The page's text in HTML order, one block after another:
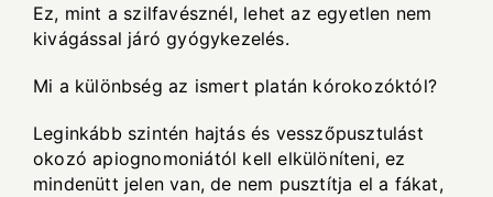
Ez, mint a szilfavésznél, lehet az egyetlen nem
kivágással járó gyógykezelés.
Mi a különbség az ismert platán kórokozóktól?
Leginkább szintén hajtás és vesszőpusztulást
okozó apiognomoniától kell elkülöníteni, ez
mindenütt jelen van, de nem pusztítja el a fákat,